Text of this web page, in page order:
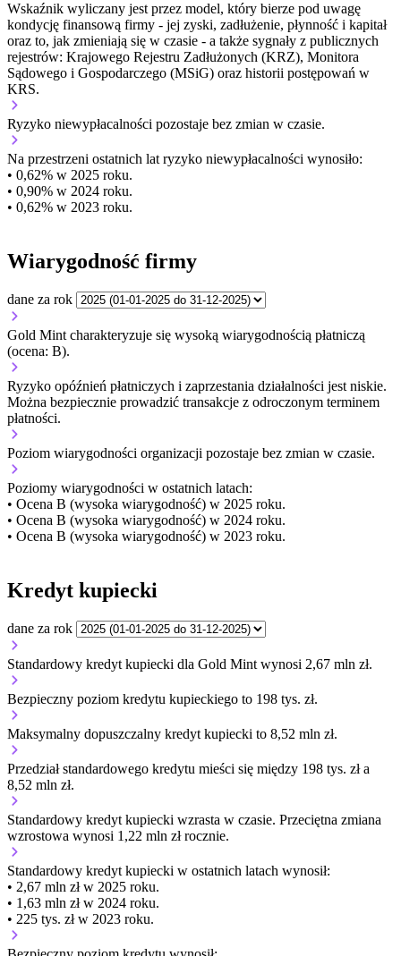
Wskaźnik wyliczany jest przez model, który bierze pod uwagę
kondycję finansową firmy - jej zyski, zadłużenie, płynność i kapitał
oraz to, jak zmieniają się w czasie - a także sygnały z publicznych
rejestrów: Krajowego Rejestru Zadłużonych (KRZ), Monitora
Sądowego i Gospodarczego (MSiG) oraz historii postępowań w
KRS.
Ryzyko niewypłacalności pozostaje bez zmian w czasie.
Na przestrzeni ostatnich lat ryzyko niewypłacalności wynosiło:
• 0,62% w 2025 roku.
• 0,90% w 2024 roku.
• 0,62% w 2023 roku.
Wiarygodność firmy
dane za rok
Gold Mint charakteryzuje się wysoką wiarygodnością płatniczą
(ocena: B).
Ryzyko opóźnień płatniczych i zaprzestania działalności jest niskie.
Można bezpiecznie prowadzić transakcje z odroczonym terminem
płatności.
Poziom wiarygodności organizacji pozostaje bez zmian w czasie.
Poziomy wiarygodności w ostatnich latach:
• Ocena B (wysoka wiarygodność) w 2025 roku.
• Ocena B (wysoka wiarygodność) w 2024 roku.
• Ocena B (wysoka wiarygodność) w 2023 roku.
Kredyt kupiecki
dane za rok
Standardowy kredyt kupiecki dla Gold Mint wynosi 2,67 mln zł.
Bezpieczny poziom kredytu kupieckiego to 198 tys. zł.
Maksymalny dopuszczalny kredyt kupiecki to 8,52 mln zł.
Przedział standardowego kredytu mieści się między 198 tys. zł a
8,52 mln zł.
Standardowy kredyt kupiecki wzrasta w czasie. Przeciętna zmiana
wzrostowa wynosi 1,22 mln zł rocznie.
Standardowy kredyt kupiecki w ostatnich latach wynosił:
• 2,67 mln zł w 2025 roku.
• 1,63 mln zł w 2024 roku.
• 225 tys. zł w 2023 roku.